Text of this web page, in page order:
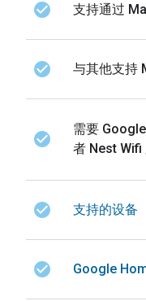
check_circle 支持通过
check_circle 与其他支持
check_circle
需要
者 Nest Wifi
check_circle 支持的设备
check_circle Google